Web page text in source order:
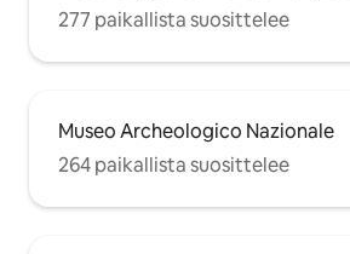
277 paikallista suosittelee
Museo Archeologico Nazionale
264 paikallista suosittelee